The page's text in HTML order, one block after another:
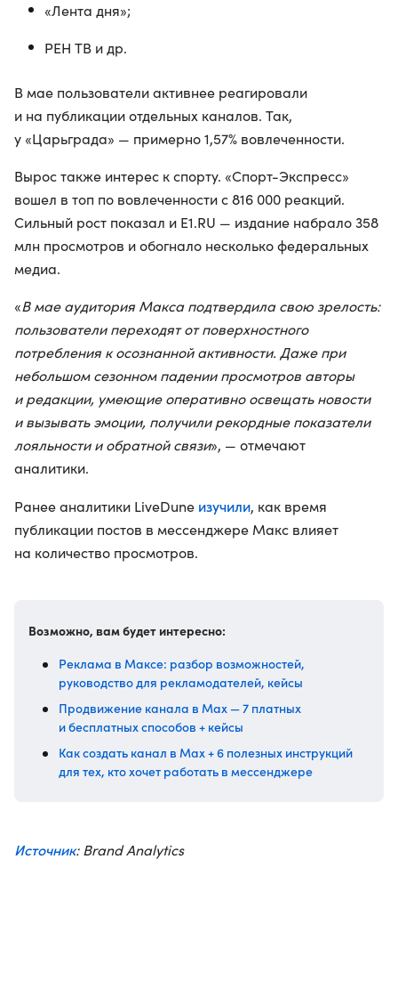
«Лента дня»;
РЕН ТВ и др.
В мае пользователи активнее реагировали
и на публикации отдельных каналов. Так,
у «Царьграда» — примерно 1,57% вовлеченности.
Вырос также интерес к спорту. «Спорт-Экспресс»
вошел в топ по вовлеченности с 816 000 реакций.
Сильный рост показал и E1.RU — издание набрало 358
млн просмотров и обогнало несколько федеральных
медиа.
«В мае аудитория Макса подтвердила свою зрелость:
пользователи переходят от поверхностного
потребления к осознанной активности. Даже при
небольшом сезонном падении просмотров авторы
и редакции, умеющие оперативно освещать новости
и вызывать эмоции, получили рекордные показатели
лояльности и обратной связи», — отмечают
аналитики.
Ранее аналитики LiveDune изучили, как время
публикации постов в мессенджере Макс влияет
на количество просмотров.
Возможно, вам будет интересно:
Реклама в Максе: разбор возможностей,
руководство для рекламодателей, кейсы
Продвижение канала в Max — 7 платных
и бесплатных способов + кейсы
Как создать канал в Max + 6 полезных инструкций
для тех, кто хочет работать в мессенджере
Источник: Brand Analytics